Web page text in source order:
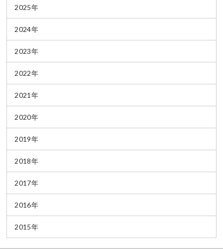
2025年
2024年
2023年
2022年
2021年
2020年
2019年
2018年
2017年
2016年
2015年